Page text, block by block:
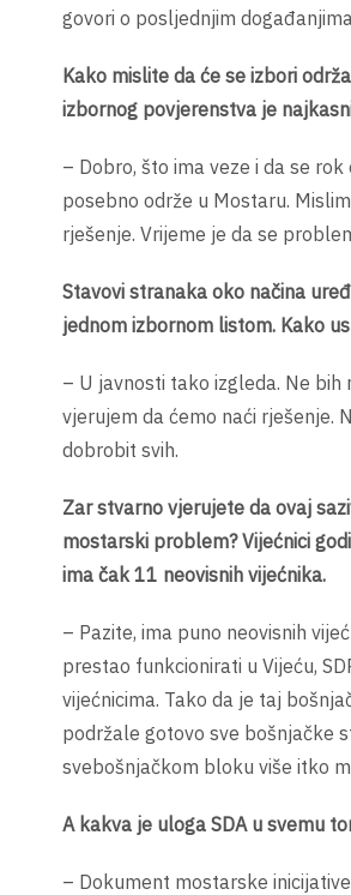
govori o posljednjim
Kako mislite da će se izbori
izbornog povjerenstva je
– Dobro, što ima veze i da se
posebno održe u Mostaru.
rješenje. Vrijeme je da se
Stavovi stranaka oko načina
jednom izbornom listom. Kako
– U javnosti tako izgleda. Ne bih
vjerujem da ćemo naći rješenje.
dobrobit svih.
Zar stvarno vjerujete da ovaj
mostarski problem? Vijećnici
ima čak 11 neovisnih vijećnika.
– Pazite, ima puno neovisnih
prestao funkcionirati u Vijeću,
vijećnicima. Tako da je taj
podržale gotovo sve bošnjačke
svebošnjačkom bloku više itko
A kakva je uloga SDA u svemu
– Dokument mostarske